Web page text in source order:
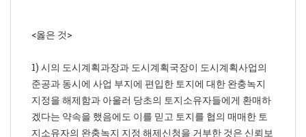
<옳은 것>
1) 시의 도시계획과장과 도시계획국장이 도시계획사업의
준공과 동시에 사업 부지에 편입한 토지에 대한 완충녹지
지정을 해제함과 아울러 당초의 토지소유자들에게 환매하
겠다는 약속을 했음에도 이를 믿고 토지를 협의 매매한 토
지소유자의 완충녹지 지정 해제신청을 거부한 것은 신뢰보